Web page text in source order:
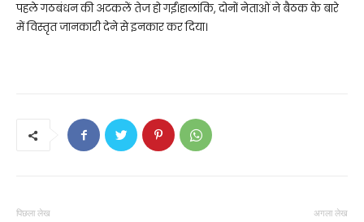
पहले गठबंधन की अटकलें तेज हो गईं।हालांकि, दोनों नेताओं ने बैठक के बारे
में विस्तृत जानकारी देने से इनकार कर दिया।
पिछला लेख अगला लेख